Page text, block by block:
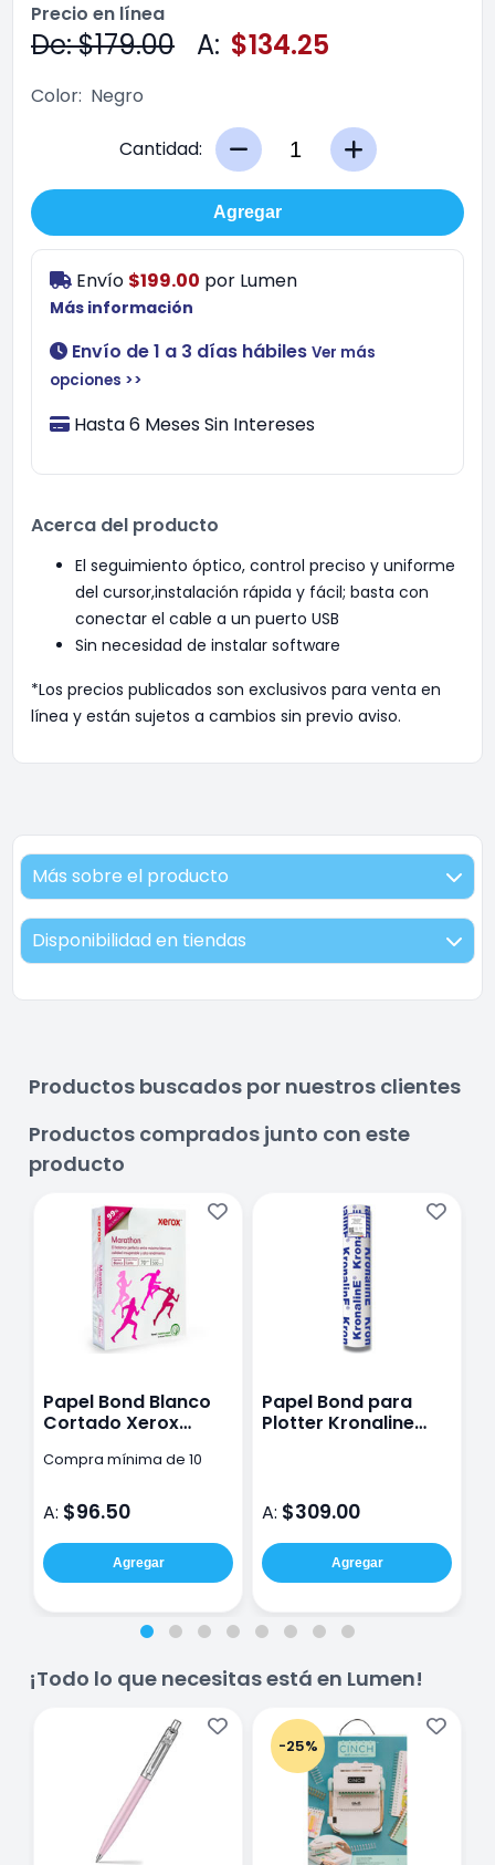
Precio en línea
De: $179.00 A: $134.25
Color: Negro
Cantidad:
Agregar
Envío $199.00 por Lumen
Más información
Envío de 1 a 3 días hábiles Ver más
opciones >>
Hasta 6 Meses Sin Intereses
Acerca del producto
El seguimiento óptico, control preciso y uniforme
del cursor,instalación rápida y fácil; basta con
conectar el cable a un puerto USB
Sin necesidad de instalar software
*Los precios publicados son exclusivos para venta en
línea y están sujetos a cambios sin previo aviso.
Más sobre el producto
Disponibilidad en tiendas
Productos buscados por nuestros clientes
Productos comprados junto con este
producto
Papel Bond Blanco
Cortado Xerox
Carta 70G
Compra mínima de 10
A: $96.50
Agregar
Papel Bond para
Plotter Kronaline
A: $309.00
Agregar
¡Todo lo que necesitas está en Lumen!
-25%